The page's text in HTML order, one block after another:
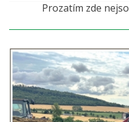
Prozatím zde